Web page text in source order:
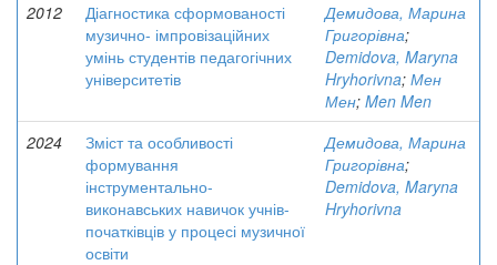
2012
Діагностика сформованості
музично- імпровізаційних
умінь студентів педагогічних
університетів
Демидова, Марина
Григорівна;
Demidova, Maryna
Hryhorivna; Мен
Мен; Men Men
2024
Зміст та особливості
формування
інструментально-
виконавських навичок учнів-
початківців у процесі музичної
освіти
Демидова, Марина
Григорівна;
Demidova, Maryna
Hryhorivna